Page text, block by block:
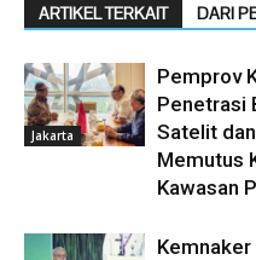
ARTIKEL TERKAIT DARI
Jakarta
Pemprov
Penetrasi
Satelit
Memutus
Kawasan